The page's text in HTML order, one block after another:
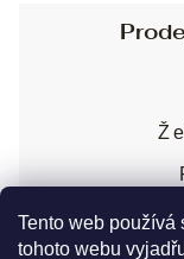
Tento web používá
tohoto webu
Sjednání
Obchodní
Puncovní
Blog
Nejčastější